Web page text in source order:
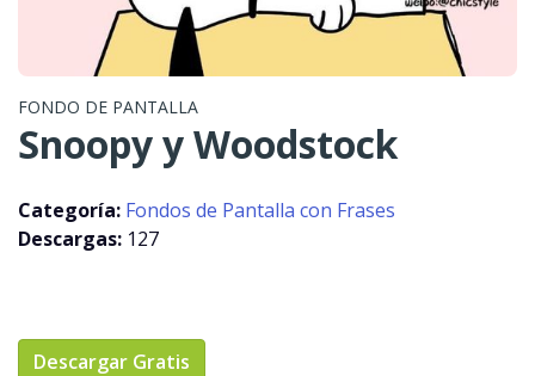
FONDO DE PANTALLA
Snoopy y Woodstock
Categoría: Fondos de Pantalla con Frases
Descargas: 127
Descargar Gratis